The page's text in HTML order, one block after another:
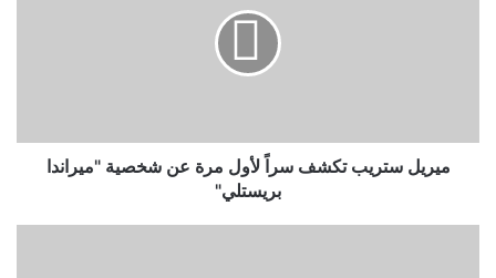
"ميراندا
بريستلي"ميريل ستريب تكشف سراً لأول مرة عن شخصية "ميراندا
بريستلي"